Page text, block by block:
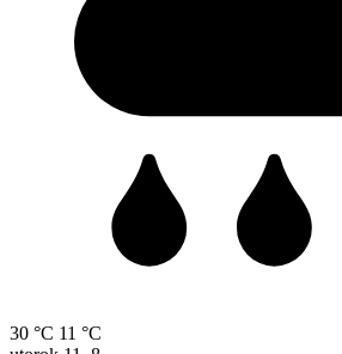
30 °C 11 °C